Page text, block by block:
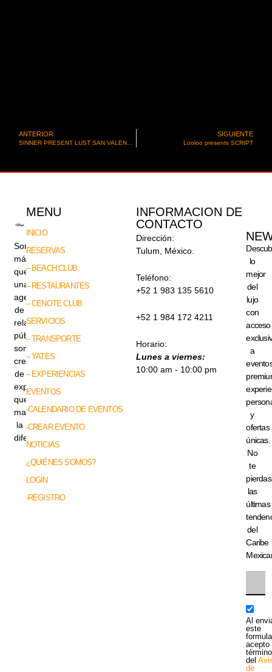
ANTERIOR SIGUIENTE
Looloo presents SCRIPT
Somos
más
que
una
agencia
de
relaciones
públicas,
somos
creadores
de
experiencias
que
marcan
la
diferencia.
MENU
INICIO
RESERVAS
– BEACH CLUB
– RESTAURANTES
– CENOTE CLUB
SERVICIOS
– TRANSPORTE
– YATES
– EXPERIENCIAS
EVENTOS
-CALENDARIO DE EVENTOS
-CREAR EVENTO
NOTICIAS
¿QUIÉNES SOMOS?
LOGIN
-REGISTRO
INFORMACION DE
CONTACTO
Dirección:
Tulum, México.
Teléfono:
+52 1 983 135 5610
+52 1 984 172 4211
Horario:
Lunes a viernes:
10:00 am - 10:00 pm
lo
mejor
del
lujo
con
acceso
a
y
ofertas
únicas.
No
te
pierdas
las
últimas
del
Caribe
Al
este
acepto
del
de